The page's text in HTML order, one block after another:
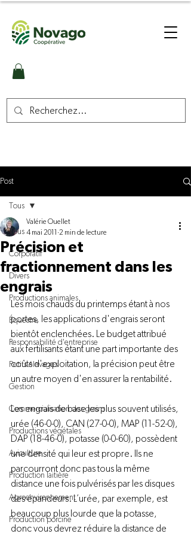
Post
Tous
Corporatif
Divers
Productions animales
Équestre
Responsabilité d'entreprise
Petits élevages
Gestion
Commercialisation des grains
Productions végétales
Aviculture
Production laitière
Agroenvironnement
Production porcine
Tous
Précision et
fractionnement dans les
engrais
Valérie Ouellet
4 mai 2011 2 min de lecture
Les mois chauds du printemps étant à nos
portes, les applications d'engrais seront
bientôt enclenchées. Le budget attribué
aux fertilisants étant une part importante des
coûts d'exploitation, la précision peut être
Les engrais de base les plus souvent utilisés,
urée (46-0-0), CAN (27-0-0), MAP (11-52-0),
DAP (18-46-0), potasse (0-0-60), possèdent
une densité qui leur est propre. Ils ne
parcourront donc pas tous la même
distance une fois pulvérisés par les disques
des épandeurs. L’urée, par exemple, est
beaucoup plus lourde que la potasse,
donc vous devrez réduire la distance de